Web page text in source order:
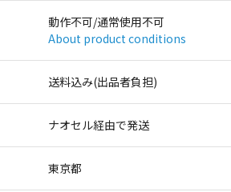
動作不可/通常使用不可
About product conditions
送料込み(出品者負担)
ナオセル経由で発送
東京都